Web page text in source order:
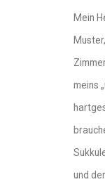
Mein
meins
und